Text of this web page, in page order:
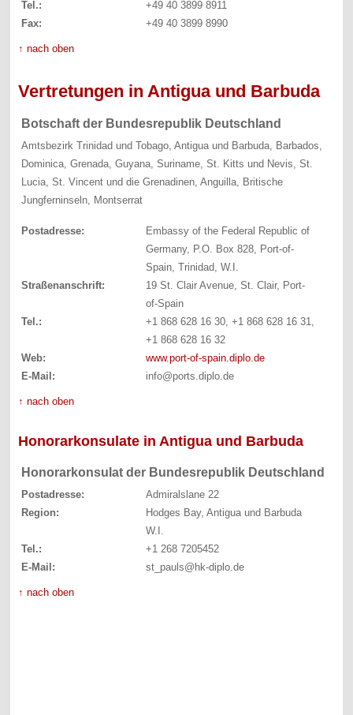
Tel.:
+49 40 3899 8911
Fax:
+49 40 3899 8990
↑ nach oben
Vertretungen in Antigua und Barbuda
Botschaft der Bundesrepublik Deutschland
Amtsbezirk Trinidad und Tobago, Antigua und Barbuda, Barbados,
Dominica, Grenada, Guyana, Suriname, St. Kitts und Nevis, St.
Lucia, St. Vincent und die Grenadinen, Anguilla, Britische
Jungferninseln, Montserrat
Postadresse:
Embassy of the Federal Republic of
Germany, P.O. Box 828, Port-of-
Spain, Trinidad, W.I.
Straßenanschrift:
19 St. Clair Avenue, St. Clair, Port-
of-Spain
Tel.:
+1 868 628 16 30, +1 868 628 16 31,
+1 868 628 16 32
Web:
www.port-of-spain.diplo.de
E-Mail:
info@ports.diplo.de
↑ nach oben
Honorarkonsulate in Antigua und Barbuda
Honorarkonsulat der Bundesrepublik Deutschland
Postadresse:
Admiralslane 22
Region:
Hodges Bay, Antigua und Barbuda
W.I.
Tel.:
+1 268 7205452
E-Mail:
st_pauls@hk-diplo.de
↑ nach oben